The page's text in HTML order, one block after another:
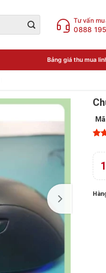
Tư vấn
Bảng giá thu mua